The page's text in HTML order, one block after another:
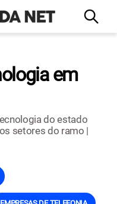
em
do estado
setores do ramo |